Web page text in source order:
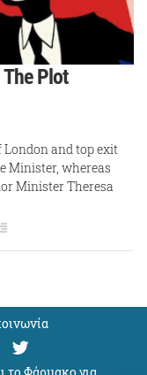
Plot
and top exit
Minister, whereas
Minister Theresa